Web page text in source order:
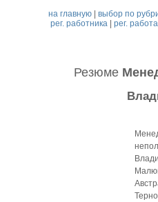
на главную |выбор по
рег. работника| рег.
Резюме